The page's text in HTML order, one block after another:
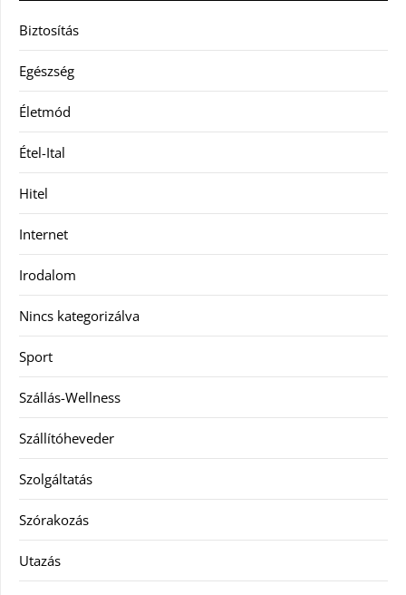
Biztosítás
Egészség
Életmód
Étel-Ital
Hitel
Internet
Irodalom
Nincs kategorizálva
Sport
Szállás-Wellness
Szállítóheveder
Szolgáltatás
Szórakozás
Utazás